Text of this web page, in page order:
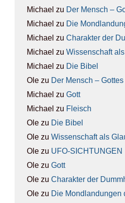
Michael zu Der Mensch –
Michael zu Die
Michael zu Cha­rak­ter der
Michael zu Wis­sen­schaft
Michael zu Die Bibel
Ole zu Der Mensch –
Michael zu Gott
Michael zu Fleisch
Ole zu Die Bibel
Ole zu Wis­sen­schaft als
Ole zu UFO-SICH­TUN­GEN
Ole zu Gott
Ole zu Cha­rak­ter der
Ole zu Die Mond­lan­dun­gen